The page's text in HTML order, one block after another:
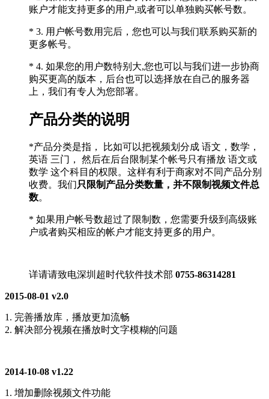
账户才能支持更多的用户,或者可以单独购买帐号数。
* 3. 用户帐号数用完后，您也可以与我们联系购买新的
更多帐号。
* 4. 如果您的用户数特别大,您也可以与我们进一步协商
购买更高的版本，后台也可以选择放在自己的服务器
上，我们有专人为您部署。
产品分类的说明
*产品分类是指， 比如可以把视频划分成 语文，数学，
英语 三门， 然后在后台限制某个帐号只有播放 语文或
数学 这个科目的权限。这样有利于商家对不同产品分别
收费。我们只限制产品分类数量，并不限制视频文件总
数。
* 如果用户帐号数超过了限制数，您需要升级到高级账
户或者购买相应的帐户才能支持更多的用户。
详请请致电深圳超时代软件技术部 0755-86314281
2015-08-01 v2.0
1. 完善播放库，播放更加流畅
2. 解决部分视频在播放时文字模糊的问题
2014-10-08 v1.22
1. 增加删除视频文件功能